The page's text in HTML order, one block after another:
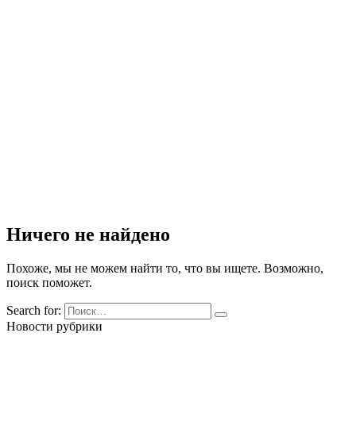
Ничего не найдено
Похоже, мы не можем найти то, что вы ищете. Возможно,
поиск поможет.
Search for:
Новости рубрики